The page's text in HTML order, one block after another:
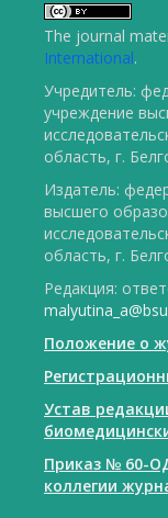
The journal
International.
Учредитель:
учреждение
область, г.
Издатель:
высшего
область, г.
Редакция:
Положение о
Устав
Приказ № 60-
коллегии